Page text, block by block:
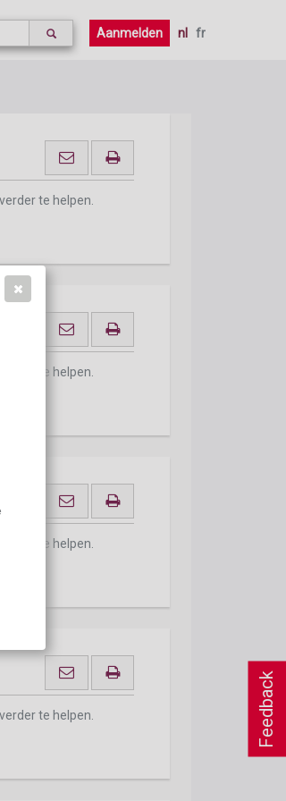
Feedback
Aanmelden nl fr
te helpen.
te helpen.
te helpen.
te helpen.
te helpen.